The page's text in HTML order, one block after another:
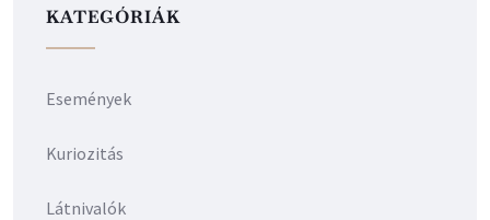
KATEGÓRIÁK
Események
Kuriozitás
Látnivalók